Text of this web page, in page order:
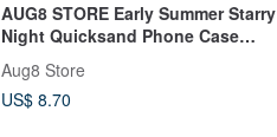
AUG8 STORE Early Summer Starry
Night Quicksand Phone Case
iPhone
Aug8 Store
US$ 8.70